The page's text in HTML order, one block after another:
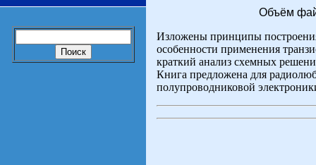
Объём
Изложены принципы
особенности применения
краткий анализ схемных
Книга предложена для
полупроводниковой